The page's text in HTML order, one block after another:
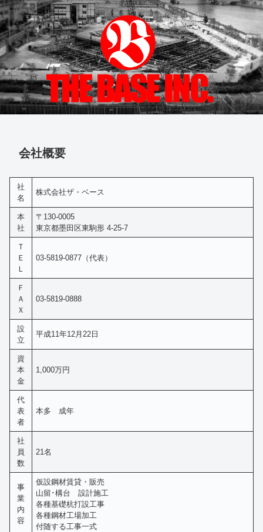
会社概要
社
名
株式会社ザ・ベース
本
社
〒130-0005
東京都墨田区東駒形 4-25-7
Ｔ
Ｅ
Ｌ
03-5819-0877（代表）
Ｆ
Ａ
Ｘ
03-5819-0888
設
立
平成11年12月22日
資
本
金
1,000万円
代
表
者
本多 成年
社
員
数
21名
事
業
内
容
仮設鋼材賃貸・販売
山留･構台 設計施工
各種基礎杭打設工事
各種鋼材工場加工
付随する工事一式